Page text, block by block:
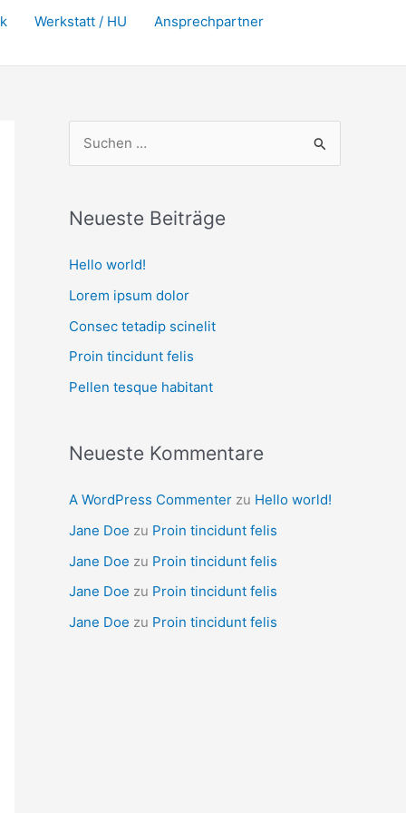
Werkstatt / HU Ansprechpartner
h
e
a
c
h
Neueste Beiträge
Hello world!
Lorem ipsum dolor
Consec tetadip scinelit
Proin tincidunt felis
Pellen tesque habitant
Neueste Kommentare
A WordPress Commenter zu Hello world!
Jane Doe zu Proin tincidunt felis
Jane Doe zu Proin tincidunt felis
Jane Doe zu Proin tincidunt felis
Jane Doe zu Proin tincidunt felis